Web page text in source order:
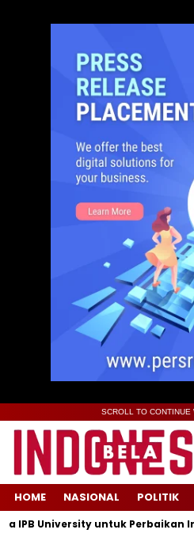
SCROLL TO CONTINUE
HOME NASIONAL POLITIK
University untuk Perbaikan